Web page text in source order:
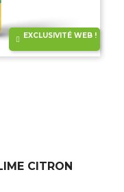
EXCLUSIVITÉ WEB !
CITRON